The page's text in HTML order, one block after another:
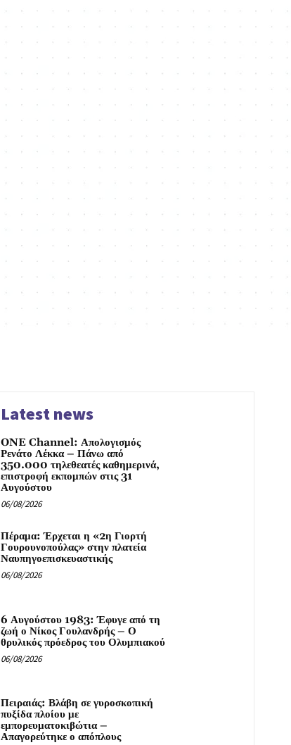
Latest news
ONE Channel: Απολογισμός
Ρενάτο Λέκκα – Πάνω από
350.000 τηλεθεατές καθημερινά,
επιστροφή εκπομπών στις 31
Αυγούστου
06/08/2026
Πέραμα: Έρχεται η «2η Γιορτή
Γουρουνοπούλας» στην πλατεία
Ναυπηγοεπισκευαστικής
06/08/2026
6 Αυγούστου 1983: Έφυγε από τη
ζωή ο Νίκος Γουλανδρής – Ο
θρυλικός πρόεδρος του Ολυμπιακού
06/08/2026
Πειραιάς: Βλάβη σε γυροσκοπική
πυξίδα πλοίου με
εμπορευματοκιβώτια –
Απαγορεύτηκε ο απόπλους